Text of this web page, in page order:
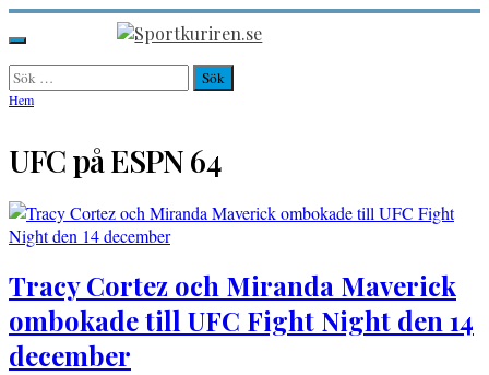
Hoppa
till
innehåll
Sportkuriren.se
Primär
meny
Sök
efter:
Hem
UFC på ESPN 64
Tracy Cortez och Miranda Maverick
ombokade till UFC Fight Night den 14
december